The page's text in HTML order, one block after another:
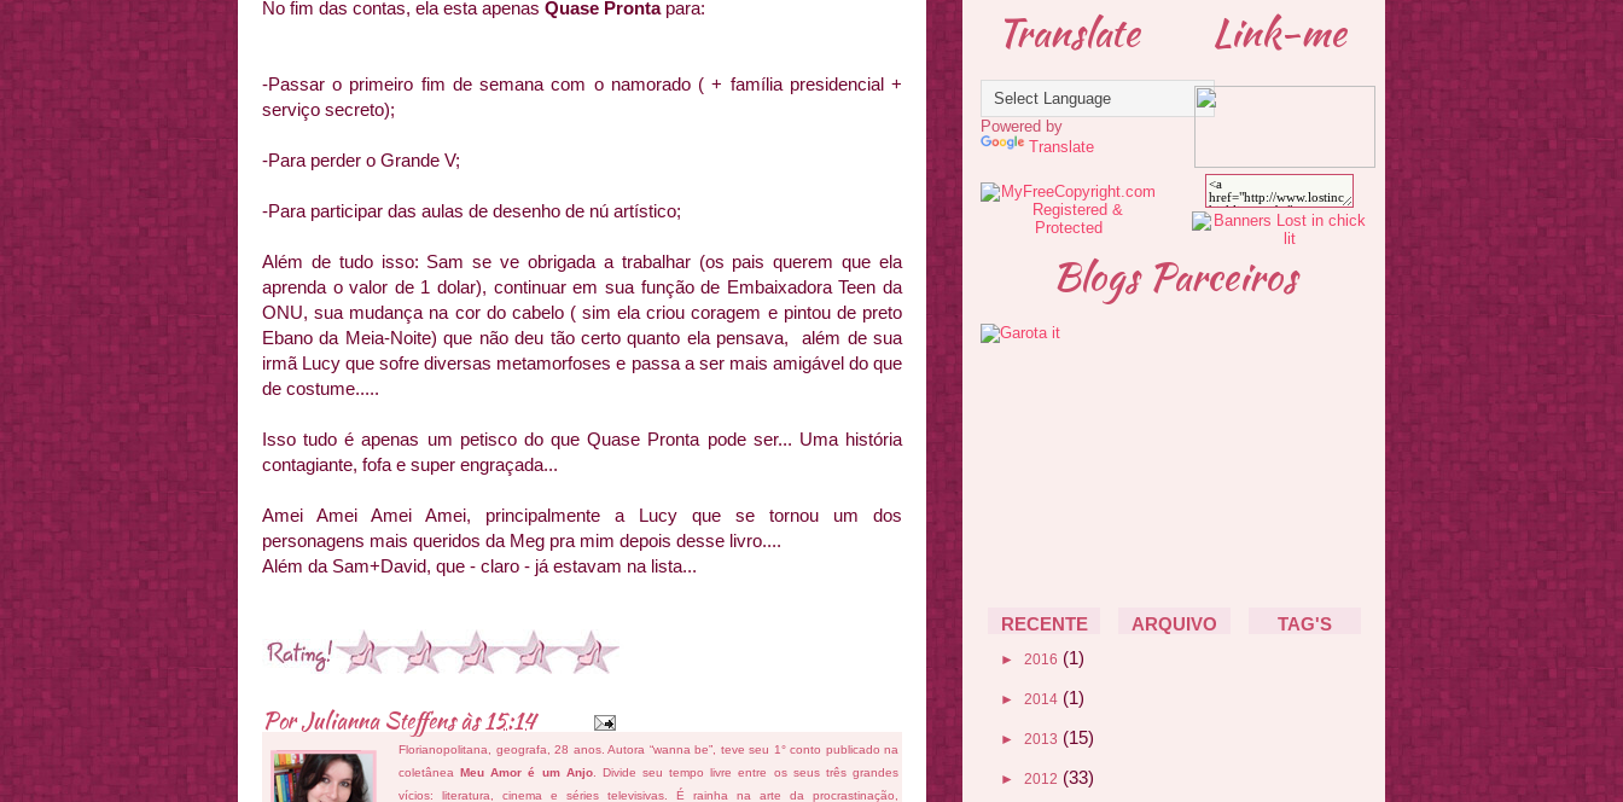
No fim das contas, ela esta apenas Quase Prontapara:
-Passar o primeiro fim de semana com o namorado ( + família presidencial +
serviço secreto);
-Para perder o Grande V;
-Para participar das aulas de desenho de nú artístico;
Além de tudo isso: Sam se ve obrigada a trabalhar (os pais querem que ela
aprenda o valor de 1 dolar), continuar em sua função de Embaixadora Teen da
ONU, sua mudança na cor do cabelo ( sim ela criou coragem e pintou de preto
Ebano da Meia-Noite) que não deu tão certo quanto ela pensava, além de sua
irmã Lucy que sofre diversas metamorfoses e passa a ser mais amigável do que
de costume.....
Isso tudo é apenas um petisco do que Quase Pronta pode ser... Uma história
contagiante, fofa e super engraçada...
Amei Amei Amei Amei, principalmente a Lucy que se tornou um dos
personagens mais queridos da Meg pra mim depois desse livro....
Além da Sam+David, que - claro - já estavam na lista...
PorJulianna Steffensàs15:14
Florianopolitana, geografa, 28 anos. Autora “wanna be”, teve seu 1° conto publicado na
coletâneaMeu Amor é um Anjo. Divide seu tempo livre entre os seus três grandes
vícios: literatura, cinema e séries televisivas. É rainha na arte da procrastinação,
Translate
Powered by
Translate
Link-me
Blogs Parceiros
RECENTE ARQUIVO TAG'S
► 2016 (1)
► 2014 (1)
► 2013 (15)
► 2012 (33)